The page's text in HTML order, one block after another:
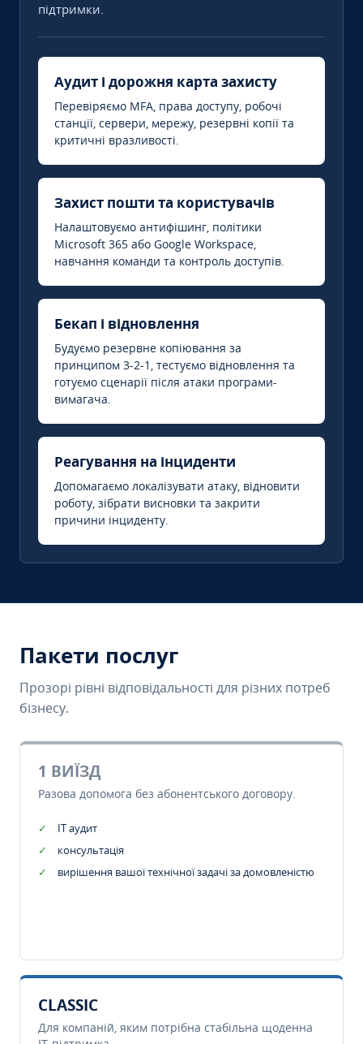
підтримки.
Аудит і дорожня карта захисту
Перевіряємо MFA, права доступу, робочі
станції, сервери, мережу, резервні копії та
критичні вразливості.
Захист пошти та користувачів
Налаштовуємо антифішинг, політики
Microsoft 365 або Google Workspace,
навчання команди та контроль доступів.
Бекап і відновлення
Будуємо резервне копіювання за
принципом 3-2-1, тестуємо відновлення та
готуємо сценарії після атаки програми-
вимагача.
Реагування на інциденти
Допомагаємо локалізувати атаку, відновити
роботу, зібрати висновки та закрити
причини інциденту.
Пакети послуг
Прозорі рівні відповідальності для різних потреб
бізнесу.
1 ВИЇЗД
Разова допомога без абонентського договору.
IT аудит
консультація
вирішення вашої технічної задачі за домовленістю
CLASSIC
Для компаній, яким потрібна стабільна щоденна